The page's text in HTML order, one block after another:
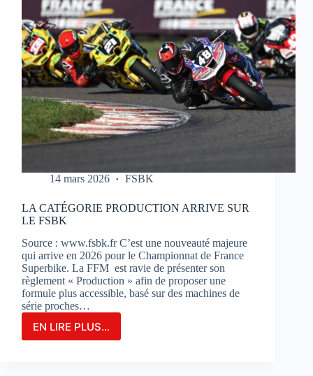
14 mars 2026 FSBK
LA CATÉGORIE PRODUCTION ARRIVE SUR
LE FSBK
Source : www.fsbk.fr C’est une nouveauté majeure
qui arrive en 2026 pour le Championnat de France
Superbike. La FFM est ravie de présenter son
règlement « Production » afin de proposer une
formule plus accessible, basé sur des machines de
série proches…
EN LIRE PLUS...
LA